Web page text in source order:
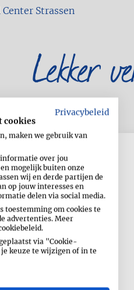
Center Strassen
Lekker
Privacybeleid
cookies
maken we gebruik van
over jou
mogelijk buiten onze
wij en derde partijen de
op jouw interesses en
delen via social media.
toestemming om cookies te
advertenties. Meer
via "Cookie-
keuze te wijzigen of in te